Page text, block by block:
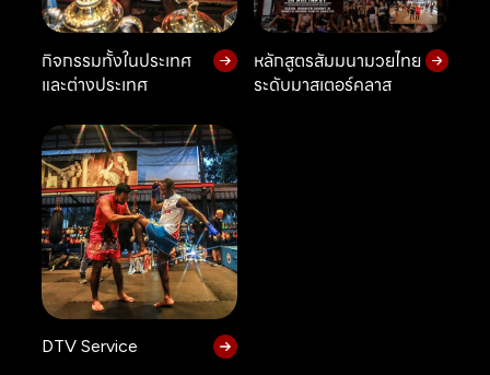
กิจกรรมทั้งในประเทศ
และต่างประเทศ
หลักสูตรสัมมนามวยไทย
ระดับมาสเตอร์คลาส
DTV Service